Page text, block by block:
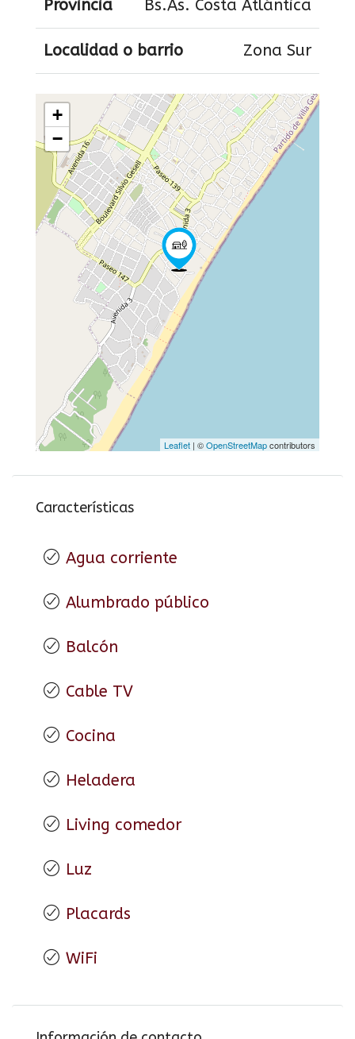
Provincia Bs.As. Costa Atlántica
Localidad o barrio Zona Sur
+
−
Leaflet | ©OpenStreetMapcontributors
Características
Agua corriente
Alumbrado público
Balcón
Cable TV
Cocina
Heladera
Living comedor
Luz
Placards
WiFi